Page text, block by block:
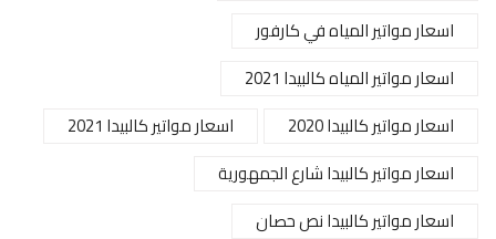
اسعار مواتير المياه في كارفور
اسعار مواتير المياه كالبيدا 2021
اسعار مواتير كالبيدا 2020
اسعار مواتير كالبيدا 2021
اسعار مواتير كالبيدا شارع الجمهورية
اسعار مواتير كالبيدا نص حصان